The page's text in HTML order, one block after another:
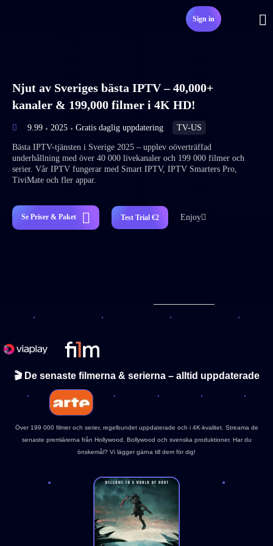
Sign in
Njut av Sveriges bästa IPTV – 40,000+
kanaler & 199,000 filmer i 4K HD!
9.99 2025 Gratis daglig uppdatering TV-US
Bästa IPTV-tjänsten i Sverige 2025 – upplev oöverträffad
underhållning med över 40 000 livekanaler och 199 000 filmer och
serier. Vår IPTV fungerar med Smart IPTV, IPTV Smarters Pro,
TiviMate och fler appar.
Se Priser & Paket Test Trial €2 Enjoy
🎬 De senaste filmerna & serierna – alltid uppdaterade
Över 199 000 filmer och serier, regelbundet uppdaterade och i 4K-kvalitet. Streama de
senaste premiärerna från Hollywood, Bollywood och svenska produktioner. Har du
önskemål? Vi lägger gärna till dem för dig!